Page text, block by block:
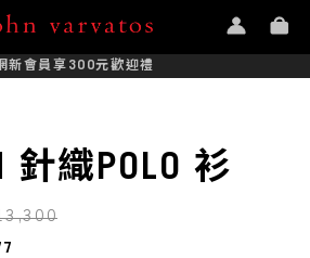
新會員享300元歡迎禮
針織POLO 衫